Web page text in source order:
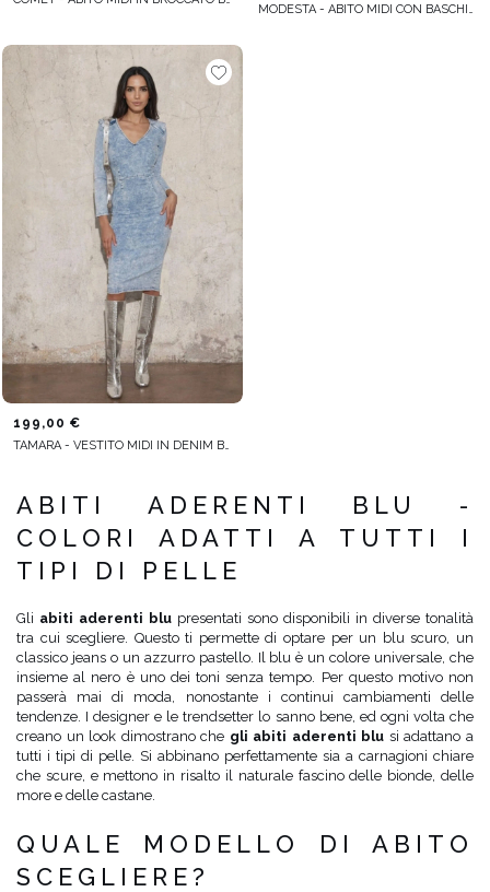
MODESTA - ABITO MIDI CON BASCHINA
199,00 €
ABITI ADERENTI BLU -
COLORI ADATTI A TUTTI I
TIPI DI PELLE
Gli abiti aderenti blu presentati sono disponibili in diverse tonalità
tra cui scegliere. Questo ti permette di optare per un blu scuro, un
classico jeans o un azzurro pastello. Il blu è un colore universale, che
insieme al nero è uno dei toni senza tempo. Per questo motivo non
passerà mai di moda, nonostante i continui cambiamenti delle
tendenze. I designer e le trendsetter lo sanno bene, ed ogni volta che
creano un look dimostrano che gli abiti aderenti blu si adattano a
tutti i tipi di pelle. Si abbinano perfettamente sia a carnagioni chiare
che scure, e mettono in risalto il naturale fascino delle bionde, delle
more e delle castane.
QUALE MODELLO DI ABITO
SCEGLIERE?